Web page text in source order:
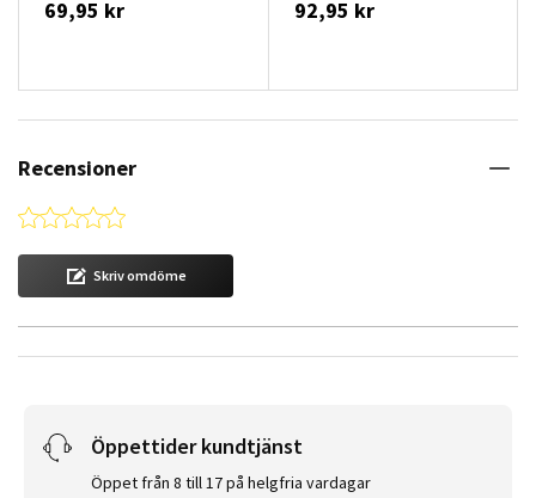
69,95 kr 92,95 kr
Recensioner
0.0 star rating
Skriv omdöme
Öppettider kundtjänst
Öppet från 8 till 17 på helgfria vardagar